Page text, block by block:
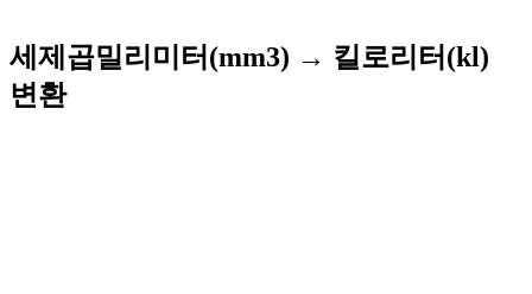
세제곱밀리미터(mm3) → 킬로리터(kl)
변환